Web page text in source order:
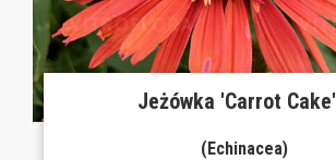
Jeżówka 'Carrot Cake'
(Echinacea)